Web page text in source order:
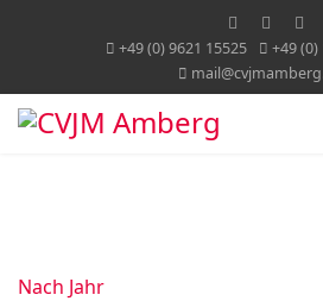
+49 (0) 9621 15525
+49 (0)
Nach Jahr